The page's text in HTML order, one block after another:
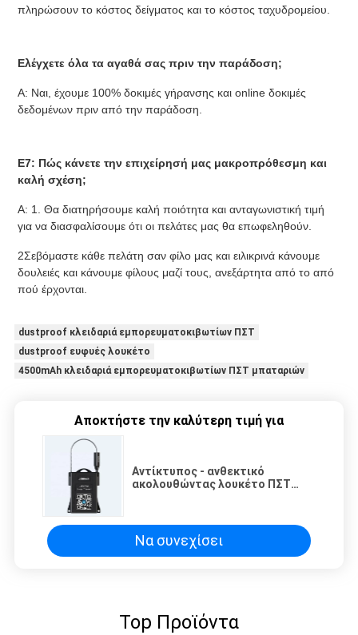
πληρώσουν το κόστος δείγματος και το κόστος ταχυδρομείου.
Ελέγχετε όλα τα αγαθά σας πριν την παράδοση;
Α: Ναι, έχουμε 100% δοκιμές γήρανσης και online δοκιμές
δεδομένων πριν από την παράδοση.
Ε7: Πώς κάνετε την επιχείρησή μας μακροπρόθεσμη και
καλή σχέση;
Α: 1. Θα διατηρήσουμε καλή ποιότητα και ανταγωνιστική τιμή
για να διασφαλίσουμε ότι οι πελάτες μας θα επωφεληθούν.
2Σεβόμαστε κάθε πελάτη σαν φίλο μας και ειλικρινά κάνουμε
δουλειές και κάνουμε φίλους μαζί τους, ανεξάρτητα από το από
πού έρχονται.
dustproof κλειδαριά εμπορευματοκιβωτίων ΠΣΤ
dustproof ευφυές λουκέτο
4500mAh κλειδαριά εμπορευματοκιβωτίων ΠΣΤ μπαταριών
Αποκτήστε την καλύτερη τιμή για
Αντίκτυπος - ανθεκτικό
ακολουθώντας λουκέτο ΠΣΤ
Να συνεχίσει
Top Προϊόντα